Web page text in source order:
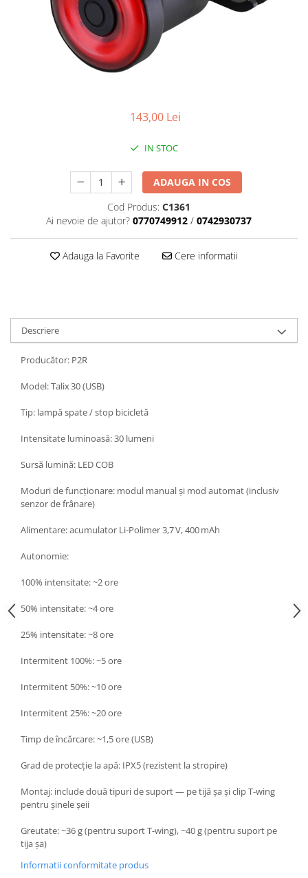
Saboti de frana
Schimbatoare viteze
143,00 Lei
IN STOC
ADAUGA IN COS
Cod Produs: C1361
Ai nevoie de ajutor? 0770749912 / 0742930737
Adauga la Favorite Cere informatii
Descriere
Producător: P2R
Model: Talix 30 (USB)
Tip: lampă spate / stop bicicletă
Intensitate luminoasă: 30 lumeni
Sursă lumină: LED COB
Moduri de funcționare: modul manual și mod automat (inclusiv
senzor de frânare)
Alimentare: acumulator Li‑Polimer 3,7 V, 400 mAh
Autonomie:
100% intensitate: ~2 ore
50% intensitate: ~4 ore
25% intensitate: ~8 ore
Intermitent 100%: ~5 ore
Intermitent 50%: ~10 ore
Intermitent 25%: ~20 ore
Timp de încărcare: ~1,5 ore (USB)
Grad de protecție la apă: IPX5 (rezistent la stropire)
Montaj: include două tipuri de suport — pe tijă șa și clip T-wing
pentru șinele șeii
Greutate: ~36 g (pentru suport T-wing), ~40 g (pentru suport pe
tija șa)
Informatii conformitate produs